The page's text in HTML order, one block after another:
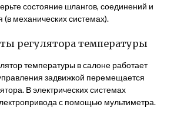
состояние шлангов, соединений и
(в механических системах).
регулятора температуры
температуры в салоне работает
задвижкой перемещается
В электрических системах
с помощью мультиметра.